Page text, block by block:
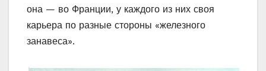
она — во Франции, у каждого из них своя
карьера по разные стороны «железного
занавеса».